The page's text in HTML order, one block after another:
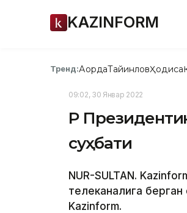
KAZINFORM
Тренд:АқордаТайинловҲодиса
09:02, 30 Январ 2022
ҚР
суҳбати
NUR-SULTAN.
телеканалига
Kazinform.